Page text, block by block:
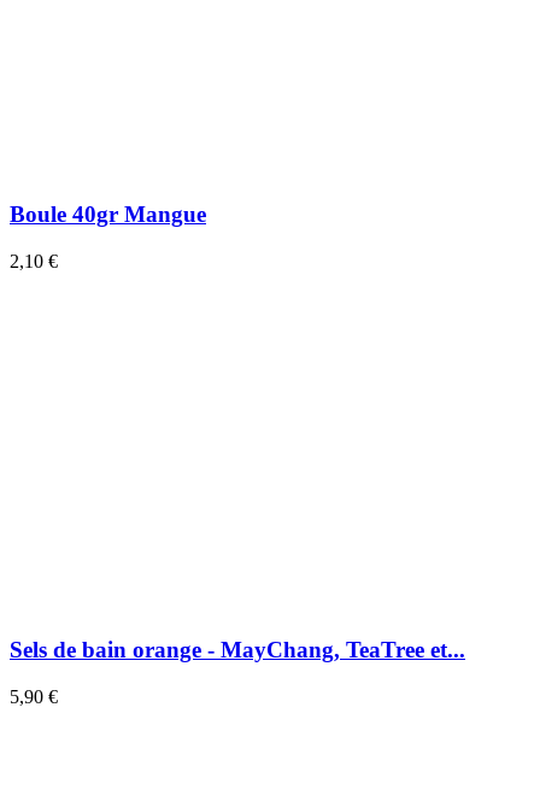
Boule 40gr Mangue
2,10 €
Sels de bain orange - MayChang, TeaTree et...
5,90 €